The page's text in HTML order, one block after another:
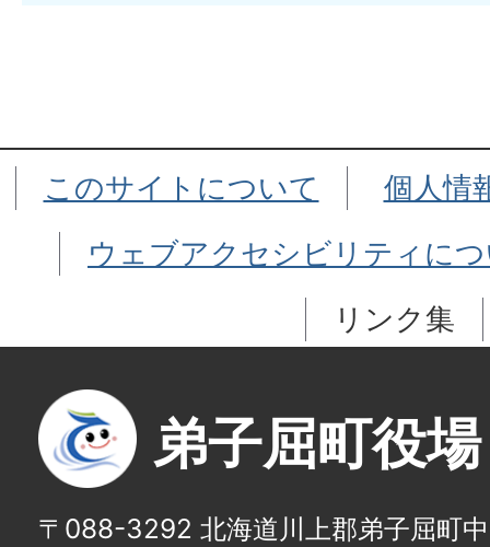
このサイトについて
個人情
ウェブアクセシビリティに
リンク集
弟子屈町役場
〒088-3292 北海道川上郡弟子屈町